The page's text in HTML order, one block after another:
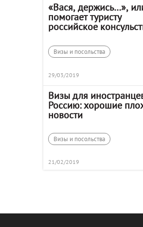
«Вася, держись…»,
помогает туристу
российское
Визы и посольства
29/03/2019
Визы для
Россию: хорошие
новости
Визы и посольства
21/02/2019